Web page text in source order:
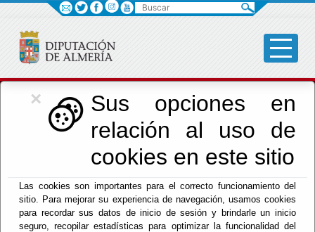
×
Sus opciones en
relación al uso de
cookies en este sitio
Las cookies son importantes para el correcto funcionamiento del
sitio. Para mejorar su experiencia de navegación, usamos cookies
para recordar sus datos de inicio de sesión y brindarle un inicio
seguro, recopilar estadísticas para optimizar la funcionalidad del
Cultura, Cine e
Identidad Almeriense
Menú Cultura
Inicio -Cultura y Cine - Suscripciones
Buscar